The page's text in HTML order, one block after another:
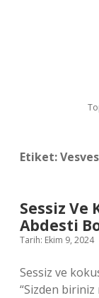
Etiket:
Sessiz Ve
Abdesti
Tarih: Ekim 9, 2024
Sessiz ve
“Sizden biriniz